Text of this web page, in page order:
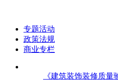
专题活动
政策法规
商业专栏
《建筑装饰装修质